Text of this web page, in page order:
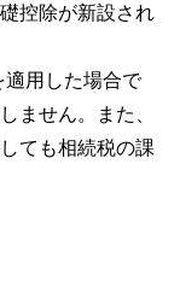
控除が新設され
適用した場合で
ません。また、
ても相続税の課